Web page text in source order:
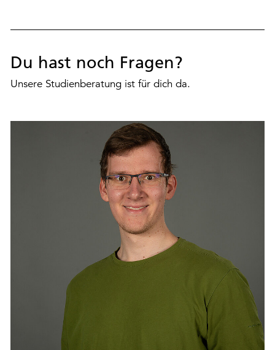
Du hast noch Fragen?
Unsere Studienberatung ist für dich da.